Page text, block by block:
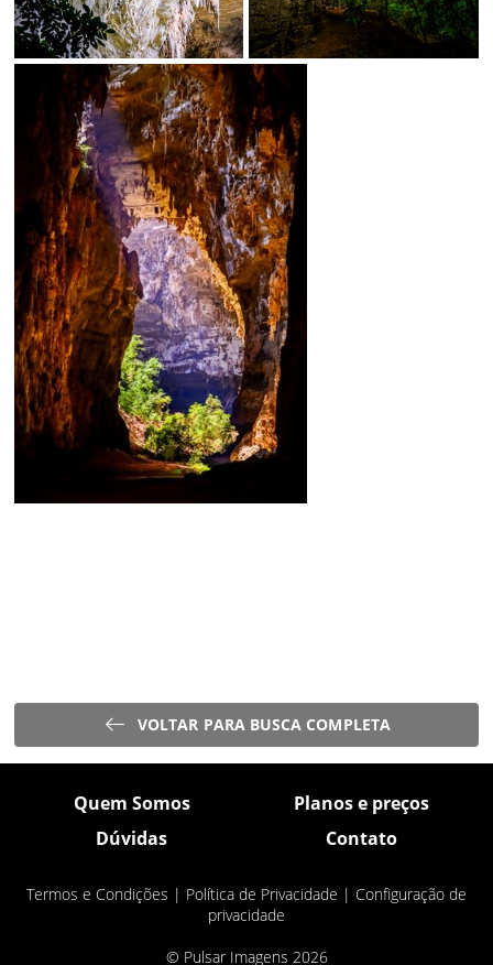
VOLTAR PARA BUSCA COMPLETA
Quem Somos
Planos e preços
Dúvidas
Contato
Termos e Condições | Política de Privacidade | Configuração de
privacidade
© Pulsar Imagens 2026